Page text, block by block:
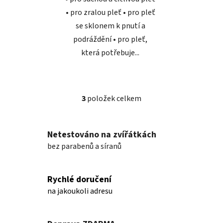
• pro zralou pleť • pro pleť
se sklonem k pnutí a
podráždění • pro pleť,
která potřebuje...
O
á
d
í
p
3položek celkem
Netestováno na zvířátkách
bez parabenů a síranů
Rychlé doručení
na jakoukoli adresu